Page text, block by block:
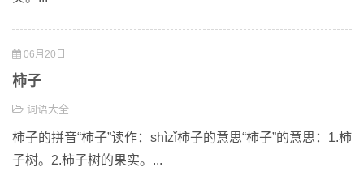
06月20日
柿子
词语大全
柿子的拼音“柿子”读作：shìzǐ柿子的意思“柿子”的意思：1.柿
子树。2.柿子树的果实。...